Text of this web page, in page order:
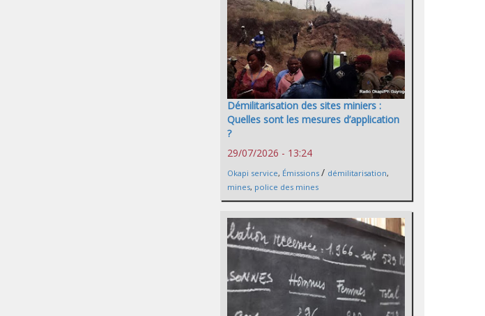
Démilitarisation des sites miniers :
Quelles sont les mesures d’application
?
29/07/2026 - 13:24
Okapi service, Émissions / démilitarisation,
mines, police des mines